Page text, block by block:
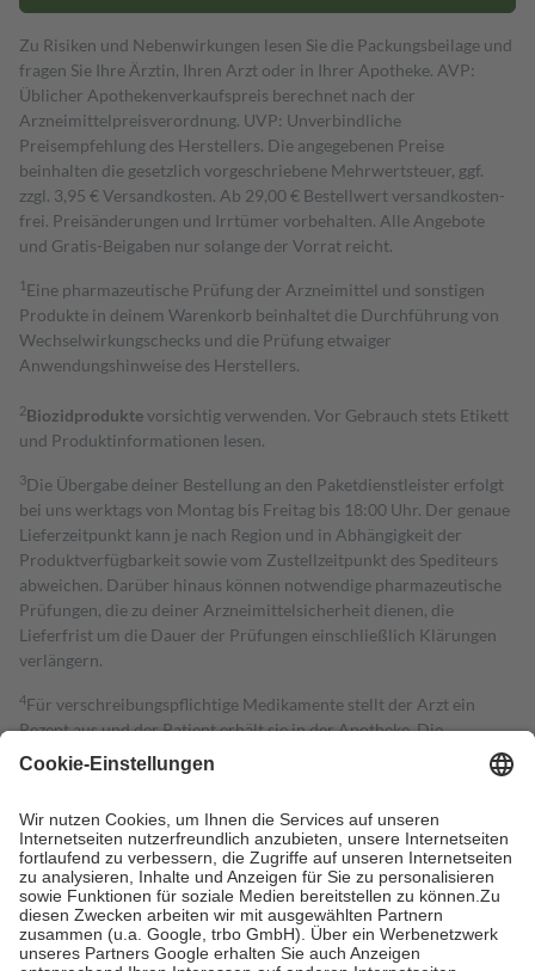
Zu Risiken und Nebenwirkungen lesen Sie die Packungsbeilage und
fragen Sie Ihre Ärztin, Ihren Arzt oder in Ihrer Apotheke. AVP:
Üblicher Apothekenverkaufspreis berechnet nach der
Arzneimittelpreisverordnung. UVP: Unverbindliche
Preisempfehlung des Herstellers. Die angegebenen Preise
beinhalten die gesetzlich vorgeschriebene Mehrwertsteuer, ggf.
zzgl. 3,95 € Versandkosten. Ab 29,00 € Bestell­wert versand­kosten­
frei. Preisänderungen und Irrtümer vorbehalten. Alle Angebote
und Gratis-Beigaben nur solange der Vorrat reicht.
1 Eine pharmazeutische Prüfung der Arzneimittel und sonstigen
Produkte in deinem Warenkorb beinhaltet die Durchführung von
Wechselwirkungschecks und die Prüfung etwaiger
Anwendungshinweise des Herstellers.
2Biozidproduktevorsichtig verwenden. Vor Gebrauch stets Etikett
und Produktinformationen lesen.
3Die Übergabe deiner Bestellung an den Paketdienstleister erfolgt
bei uns werktags von Montag bis Freitag bis 18:00 Uhr. Der genaue
Lieferzeitpunkt kann je nach Region und in Abhängigkeit der
Produktverfügbarkeit sowie vom Zustellzeitpunkt des Spediteurs
abweichen. Darüber hinaus können notwendige pharmazeutische
Prüfungen, die zu deiner Arzneimittelsicherheit dienen, die
Lieferfrist um die Dauer der Prüfungen einschließlich Klärungen
verlängern.
4Für verschreibungspflichtige Medikamente stellt der Arzt ein
Rezept aus und der Patient erhält sie in der Apotheke. Die
gesetzliche Krankenversicherung übernimmt in der Regel die
Kosten dafür, der Versicherte trägt einen Teil davon als Zuzahlung
Grundsätzlich leisten Mitglieder Zuzahlungen in Höhe von zehn
Prozent des Abgabepreises,mindestens jedochfünf Euround
höchstens zehn Euro.Es sind jedoch nie mehr als die tatsächlichen
Kosten der Leistung zu entrichten.
Diese Regeln gelten grundsätzlich auch für Online-Apotheken.
Bei Heilmitteln und häuslicher Krankenpflege beträgt die